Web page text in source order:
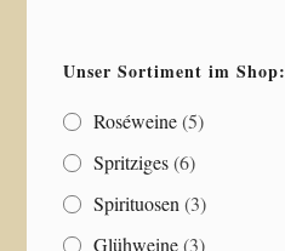
Unser Sortiment im Shop:
Roséweine (5)
Spritziges (6)
Spirituosen (3)
Glühweine (3)